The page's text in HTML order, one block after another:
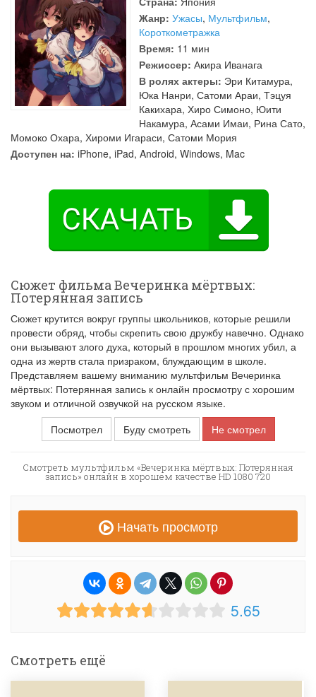
Жанр: Ужасы, Мультфильм,
Короткометражка
Время: 11 мин
Режиссер: Акира Иванага
В ролях актеры: Эри Китамура,
Юка Нанри, Сатоми Араи, Тэцуя
Какихара, Хиро Симоно, Юити
Накамура, Асами Имаи, Рина Сато,
Момоко Охара, Хироми Игараси, Сатоми Мория
Доступен на: iPhone, iPad, Android, Windows, Mac
Сюжет фильма Вечеринка мёртвых:
Потерянная запись
Сюжет крутится вокруг группы школьников, которые решили
провести обряд, чтобы скрепить свою дружбу навечно. Однако
они вызывают злого духа, который в прошлом многих убил, а
одна из жертв стала призраком, блуждающим в школе.
Представляем вашему вниманию мультфильм Вечеринка
мёртвых: Потерянная запись к онлайн просмотру с хорошим
звуком и отличной озвучкой на русском языке.
Посмотрел
Буду смотреть Не смотрел
Смотреть мультфильм «Вечеринка мёртвых: Потерянная
запись» онлайн в хорошем качестве HD 1080 720
Начать просмотр
5.65
Смотреть ещё